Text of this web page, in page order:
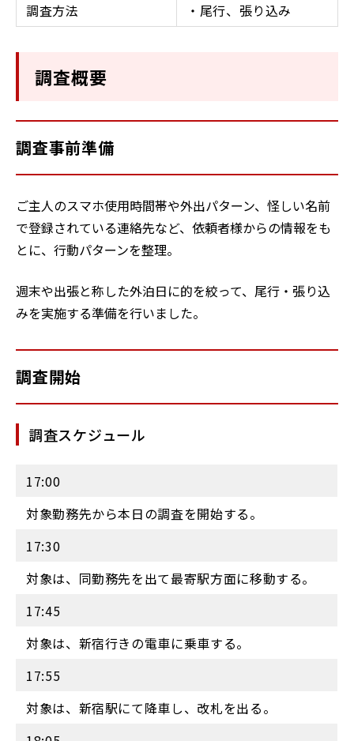
調査方法
・尾行、張り込み
調査概要
調査事前準備
ご主人のスマホ使用時間帯や外出パターン、怪しい名前
で登録されている連絡先など、依頼者様からの情報をも
とに、行動パターンを整理。
週末や出張と称した外泊日に的を絞って、尾行・張り込
みを実施する準備を行いました。
調査開始
調査スケジュール
17:00
対象勤務先から本日の調査を開始する。
17:30
対象は、同勤務先を出て最寄駅方面に移動する。
17:45
対象は、新宿行きの電車に乗車する。
17:55
対象は、新宿駅にて降車し、改札を出る。